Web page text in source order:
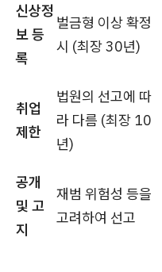
신상정
보 등
록
벌금형 이상 확정
시 (최장 30년)
취업
제한
법원의 선고에 따
라 다름 (최장 10
년)
공개
및 고
지
재범 위험성 등을
고려하여 선고